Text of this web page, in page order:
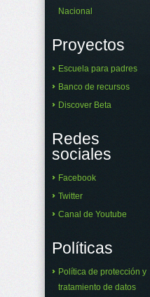
Nacional
Proyectos
Escuela para padres
Banco de recursos
Discover Beta
Redes
sociales
Facebook
Twitter
Canal de Youtube
Políticas
Política de protección y
tratamiento de datos